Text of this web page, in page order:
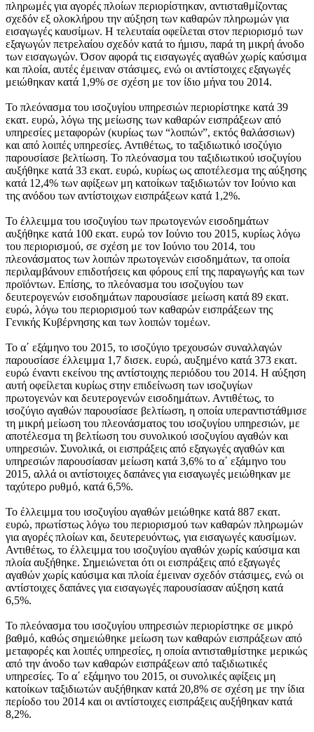
πληρωμές για αγορές πλοίων περιορίστηκαν, αντισταθμίζοντας
σχεδόν εξ ολοκλήρου την αύξηση των καθαρών πληρωμών για
εισαγωγές καυσίμων. Η τελευταία οφείλεται στον περιορισμό των
εξαγωγών πετρελαίου σχεδόν κατά το ήμισυ, παρά τη μικρή άνοδο
των εισαγωγών. Όσον αφορά τις εισαγωγές αγαθών χωρίς καύσιμα
και πλοία, αυτές έμειναν στάσιμες, ενώ οι αντίστοιχες εξαγωγές
μειώθηκαν κατά 1,9% σε σχέση με τον ίδιο μήνα του 2014.
Το πλεόνασμα του ισοζυγίου υπηρεσιών περιορίστηκε κατά 39
εκατ. ευρώ, λόγω της μείωσης των καθαρών εισπράξεων από
υπηρεσίες μεταφορών (κυρίως των “λοιπών”, εκτός θαλάσσιων)
και από λοιπές υπηρεσίες. Αντιθέτως, το ταξιδιωτικό ισοζύγιο
παρουσίασε βελτίωση. Το πλεόνασμα του ταξιδιωτικού ισοζυγίου
αυξήθηκε κατά 33 εκατ. ευρώ, κυρίως ως αποτέλεσμα της αύξησης
κατά 12,4% των αφίξεων μη κατοίκων ταξιδιωτών τον Ιούνιο και
της ανόδου των αντίστοιχων εισπράξεων κατά 1,2%.
Το έλλειμμα του ισοζυγίου των πρωτογενών εισοδημάτων
αυξήθηκε κατά 100 εκατ. ευρώ τον Ιούνιο του 2015, κυρίως λόγω
του περιορισμού, σε σχέση με τον Ιούνιο του 2014, του
πλεονάσματος των λοιπών πρωτογενών εισοδημάτων, τα οποία
περιλαμβάνουν επιδοτήσεις και φόρους επί της παραγωγής και των
προϊόντων. Επίσης, το πλεόνασμα του ισοζυγίου των
δευτερογενών εισοδημάτων παρουσίασε μείωση κατά 89 εκατ.
ευρώ, λόγω του περιορισμού των καθαρών εισπράξεων της
Γενικής Κυβέρνησης και των λοιπών τομέων.
Το α΄ εξάμηνο του 2015, το ισοζύγιο τρεχουσών συναλλαγών
παρουσίασε έλλειμμα 1,7 δισεκ. ευρώ, αυξημένο κατά 373 εκατ.
ευρώ έναντι εκείνου της αντίστοιχης περιόδου του 2014. Η αύξηση
αυτή οφείλεται κυρίως στην επιδείνωση των ισοζυγίων
πρωτογενών και δευτερογενών εισοδημάτων. Αντιθέτως, το
ισοζύγιο αγαθών παρουσίασε βελτίωση, η οποία υπεραντιστάθμισε
τη μικρή μείωση του πλεονάσματος του ισοζυγίου υπηρεσιών, με
αποτέλεσμα τη βελτίωση του συνολικού ισοζυγίου αγαθών και
υπηρεσιών. Συνολικά, οι εισπράξεις από εξαγωγές αγαθών και
υπηρεσιών παρουσίασαν μείωση κατά 3,6% το α΄ εξάμηνο του
2015, αλλά οι αντίστοιχες δαπάνες για εισαγωγές μειώθηκαν με
ταχύτερο ρυθμό, κατά 6,5%.
Το έλλειμμα του ισοζυγίου αγαθών μειώθηκε κατά 887 εκατ.
ευρώ, πρωτίστως λόγω του περιορισμού των καθαρών πληρωμών
για αγορές πλοίων και, δευτερευόντως, για εισαγωγές καυσίμων.
Αντιθέτως, το έλλειμμα του ισοζυγίου αγαθών χωρίς καύσιμα και
πλοία αυξήθηκε. Σημειώνεται ότι οι εισπράξεις από εξαγωγές
αγαθών χωρίς καύσιμα και πλοία έμειναν σχεδόν στάσιμες, ενώ οι
αντίστοιχες δαπάνες για εισαγωγές παρουσίασαν αύξηση κατά
6,5%.
Το πλεόνασμα του ισοζυγίου υπηρεσιών περιορίστηκε σε μικρό
βαθμό, καθώς σημειώθηκε μείωση των καθαρών εισπράξεων από
μεταφορές και λοιπές υπηρεσίες, η οποία αντισταθμίστηκε μερικώς
από την άνοδο των καθαρών εισπράξεων από ταξιδιωτικές
υπηρεσίες. Το α΄ εξάμηνο του 2015, οι συνολικές αφίξεις μη
κατοίκων ταξιδιωτών αυξήθηκαν κατά 20,8% σε σχέση με την ίδια
περίοδο του 2014 και οι αντίστοιχες εισπράξεις αυξήθηκαν κατά
8,2%.